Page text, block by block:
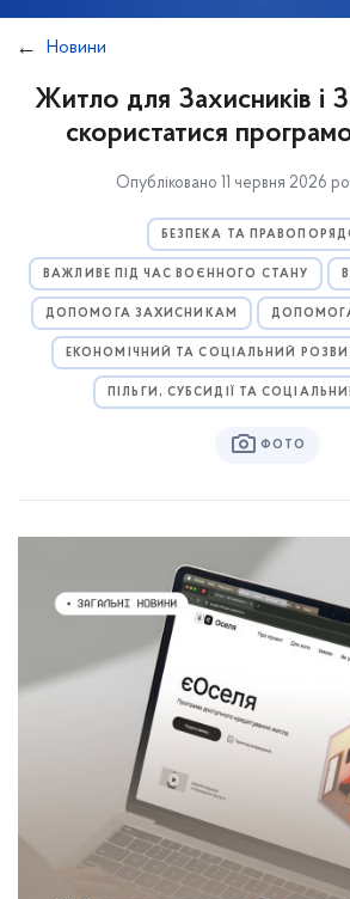
Новини
Житло для Захисників і
скористатися
Опубліковано 11 червня 2026
БЕЗПЕКА ТА
ВАЖЛИВЕ ПІД ЧАС ВОЄННОГО СТАНУ
ДОПОМОГА ЗАХИСНИКАМ
ЕКОНОМІЧНИЙ ТА СОЦІАЛЬНИЙ
ПІЛЬГИ, СУБСИДІЇ ТА
ФОТО